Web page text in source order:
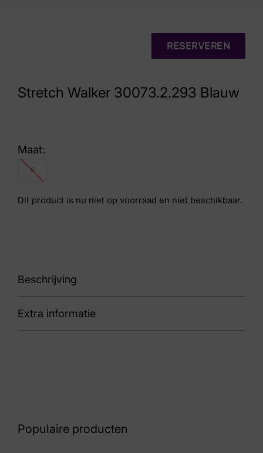
Stretch Walker 30073.2.293 Blauw
RESERVEREN
Maat:
8
Dit product is nu niet op voorraad en niet beschikbaar.
Beschrijving
SWX3
Extra informatie
Populaire producten